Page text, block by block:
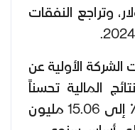
وتراجع النفقات
الشركة الأولية عن
المالية تحسناً
واضحاً في الأرباح بنسبة 28٪ إلى 15.06 مليون